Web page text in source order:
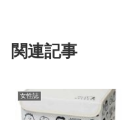
関連記事
女性誌